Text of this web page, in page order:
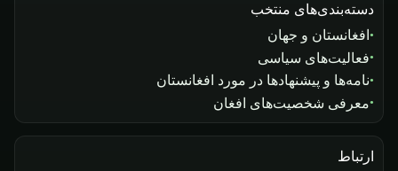
دسته‌بندی‌های منتخب
افغانستان و جهان
فعالیت‌های سیاسی
نامه‌ها و پیشنهادها در مورد افغانستان
معرفی شخصیت‌های افغان
ارتباط